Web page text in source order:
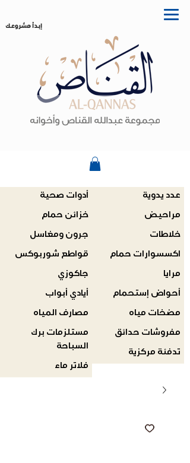
إبدأ مشروعك
أدوات صحية
خزائن حمام
جرون ومغاسل
قواطع شوربوكس
جاكوزي
أيادي أبواب
مصارف المياه
مستلزمات برك
السباحة
فلاتر ماء
عدد يدوية
مراحيض
خلاطات
اكسسوارات حمام
مرايا
أحواض إستحمام
مضخات مياه
مفروشات حدائق
تدفئة مركزية